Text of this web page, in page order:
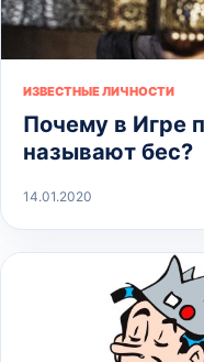
ИЗВЕСТНЫЕ ЛИЧНОСТИ
Почему в Игре
называют бес?
14.01.2020